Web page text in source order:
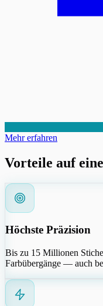
Mehr erfahren
Vorteile auf
Höchste Präzision
Bis zu 15 Millionen
Farbübergänge — auch